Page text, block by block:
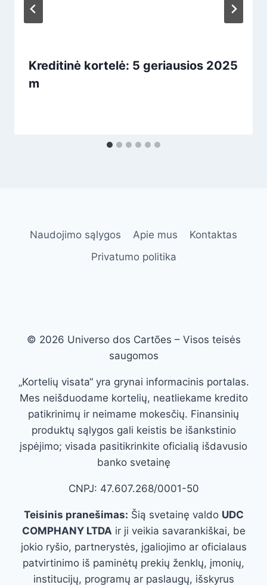
Kreditinė kortelė: 5 geriausios 2025
m
Naudojimo sąlygos Apie mus
Kontaktas
Privatumo politika
© 2026 Universo dos Cartões – Visos teisės
saugomos
„Kortelių visata“ yra grynai informacinis portalas.
Mes neišduodame kortelių, neatliekame kredito
patikrinimų ir neimame mokesčių. Finansinių
produktų sąlygos gali keistis be išankstinio
įspėjimo; visada pasitikrinkite oficialią išdavusio
banko svetainę
CNPJ: 47.607.268/0001-50
Teisinis pranešimas: Šią svetainę valdo UDC
COMPHANY LTDAir ji veikia savarankiškai, be
jokio ryšio, partnerystės, įgaliojimo ar oficialaus
patvirtinimo iš paminėtų prekių ženklų, įmonių,
institucijų, programų ar paslaugų, išskyrus